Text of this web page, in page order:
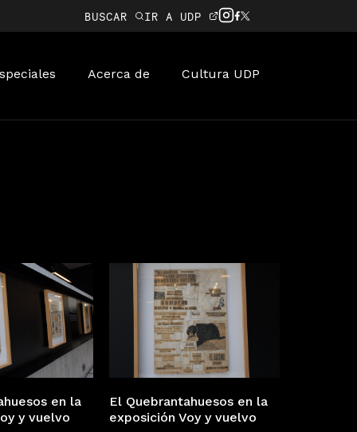
BUSCAR IR A UDP
Acerca de Cultura UDP
en la
y vuelvo
El Quebrantahuesos en la
exposición Voy y vuelvo